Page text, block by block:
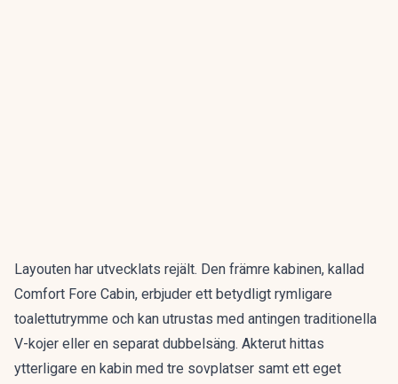
Layouten har utvecklats rejält. Den främre kabinen, kallad
Comfort Fore Cabin, erbjuder ett betydligt rymligare
toalettutrymme och kan utrustas med antingen traditionella
V-kojer eller en separat dubbelsäng. Akterut hittas
ytterligare en kabin med tre sovplatser samt ett eget